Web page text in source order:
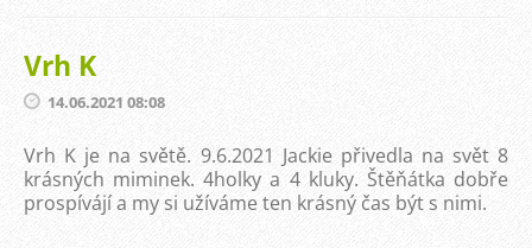
Vrh K
14.06.2021 08:08
Vrh K je na světě. 9.6.2021 Jackie přivedla na svět 8
krásných miminek. 4holky a 4 kluky. Štěňátka dobře
prospívájí a my si užíváme ten krásný čas být s nimi.